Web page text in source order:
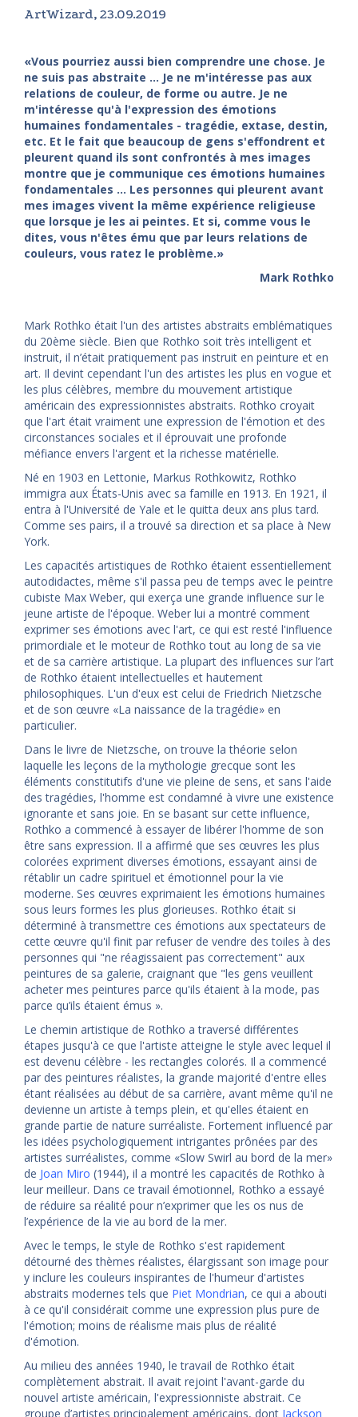
ArtWizard, 23.09.2019
«Vous pourriez aussi bien comprendre une chose. Je
ne suis pas abstraite ... Je ne m'intéresse pas aux
relations de couleur, de forme ou autre. Je ne
m'intéresse qu'à l'expression des émotions
humaines fondamentales - tragédie, extase, destin,
etc. Et le fait que beaucoup de gens s'effondrent et
pleurent quand ils sont confrontés à mes images
montre que je communique ces émotions humaines
fondamentales ... Les personnes qui pleurent avant
mes images vivent la même expérience religieuse
que lorsque je les ai peintes. Et si, comme vous le
dites, vous n'êtes ému que par leurs relations de
couleurs, vous ratez le problème.»
Mark Rothko
Mark Rothko était l'un des artistes abstraits emblématiques
du 20ème siècle. Bien que Rothko soit très intelligent et
instruit, il n’était pratiquement pas instruit en peinture et en
art. Il devint cependant l'un des artistes les plus en vogue et
les plus célèbres, membre du mouvement artistique
américain des expressionnistes abstraits. Rothko croyait
que l'art était vraiment une expression de l'émotion et des
circonstances sociales et il éprouvait une profonde
méfiance envers l'argent et la richesse matérielle.
Né en 1903 en Lettonie, Markus Rothkowitz, Rothko
immigra aux États-Unis avec sa famille en 1913. En 1921, il
entra à l'Université de Yale et le quitta deux ans plus tard.
Comme ses pairs, il a trouvé sa direction et sa place à New
York.
Les capacités artistiques de Rothko étaient essentiellement
autodidactes, même s'il passa peu de temps avec le peintre
cubiste Max Weber, qui exerça une grande influence sur le
jeune artiste de l'époque. Weber lui a montré comment
exprimer ses émotions avec l'art, ce qui est resté l'influence
primordiale et le moteur de Rothko tout au long de sa vie
et de sa carrière artistique. La plupart des influences sur l’art
de Rothko étaient intellectuelles et hautement
philosophiques. L'un d'eux est celui de Friedrich Nietzsche
et de son œuvre «La naissance de la tragédie» en
particulier.
Dans le livre de Nietzsche, on trouve la théorie selon
laquelle les leçons de la mythologie grecque sont les
éléments constitutifs d'une vie pleine de sens, et sans l'aide
des tragédies, l'homme est condamné à vivre une existence
ignorante et sans joie. En se basant sur cette influence,
Rothko a commencé à essayer de libérer l'homme de son
être sans expression. Il a affirmé que ses œuvres les plus
colorées expriment diverses émotions, essayant ainsi de
rétablir un cadre spirituel et émotionnel pour la vie
moderne. Ses œuvres exprimaient les émotions humaines
sous leurs formes les plus glorieuses. Rothko était si
déterminé à transmettre ces émotions aux spectateurs de
cette œuvre qu'il finit par refuser de vendre des toiles à des
personnes qui "ne réagissaient pas correctement" aux
peintures de sa galerie, craignant que "les gens veuillent
acheter mes peintures parce qu'ils étaient à la mode, pas
parce qu’ils étaient émus ».
Le chemin artistique de Rothko a traversé différentes
étapes jusqu'à ce que l'artiste atteigne le style avec lequel il
est devenu célèbre - les rectangles colorés. Il a commencé
par des peintures réalistes, la grande majorité d'entre elles
étant réalisées au début de sa carrière, avant même qu'il ne
devienne un artiste à temps plein, et qu'elles étaient en
grande partie de nature surréaliste. Fortement influencé par
les idées psychologiquement intrigantes prônées par des
artistes surréalistes, comme «Slow Swirl au bord de la mer»
de Joan Miro (1944), il a montré les capacités de Rothko à
leur meilleur. Dans ce travail émotionnel, Rothko a essayé
de réduire sa réalité pour n’exprimer que les os nus de
l’expérience de la vie au bord de la mer.
Avec le temps, le style de Rothko s'est rapidement
détourné des thèmes réalistes, élargissant son image pour
y inclure les couleurs inspirantes de l'humeur d'artistes
abstraits modernes tels que Piet Mondrian, ce qui a abouti
à ce qu'il considérait comme une expression plus pure de
l'émotion; moins de réalisme mais plus de réalité
d'émotion.
Au milieu des années 1940, le travail de Rothko était
complètement abstrait. Il avait rejoint l'avant-garde du
nouvel artiste américain, l'expressionniste abstrait. Ce
groupe d’artistes principalement américains, dont Jackson